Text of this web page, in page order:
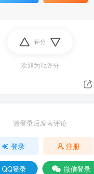
评分
欢迎为Ta评分
请登录后发表评论
登录 注册
QQ登录
微信登录